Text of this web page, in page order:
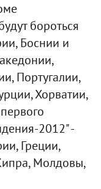
бороться
Боснии и
Португалии,
Хорватии,
2012" -
Греции,
Молдовы,